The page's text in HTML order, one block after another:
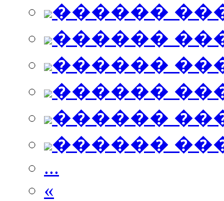
������
������
������
������
������
������
...
«